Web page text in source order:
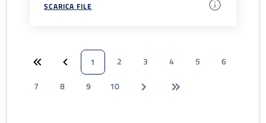
SCARICA FILE
1 2 3 4 5
6
7
8 9 10